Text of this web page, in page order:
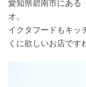
愛知県碧南市にある
オ。
イクタフードもキッ
くに欲しいお店です